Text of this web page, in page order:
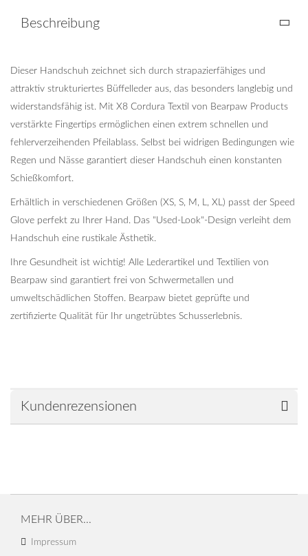
Beschreibung
Dieser Handschuh zeichnet sich durch strapazierfähiges und
attraktiv strukturiertes Büffelleder aus, das besonders langlebig und
widerstandsfähig ist. Mit X8 Cordura Textil von Bearpaw Products
verstärkte Fingertips ermöglichen einen extrem schnellen und
fehlerverzeihenden Pfeilablass. Selbst bei widrigen Bedingungen wie
Regen und Nässe garantiert dieser Handschuh einen konstanten
Schießkomfort.
Erhältlich in verschiedenen Größen (XS, S, M, L, XL) passt der Speed
Glove perfekt zu Ihrer Hand. Das "Used-Look"-Design verleiht dem
Handschuh eine rustikale Ästhetik.
Ihre Gesundheit ist wichtig! Alle Lederartikel und Textilien von
Bearpaw sind garantiert frei von Schwermetallen und
umweltschädlichen Stoffen. Bearpaw bietet geprüfte und
zertifizierte Qualität für Ihr ungetrübtes Schusserlebnis.
Kundenrezensionen
MEHR ÜBER...
Impressum